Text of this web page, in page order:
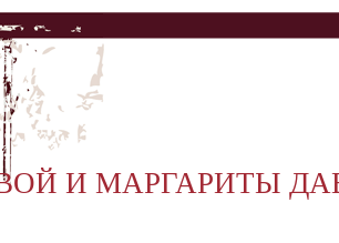
И МАРГАРИТЫ